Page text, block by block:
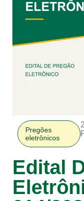
Pregões
eletrônicos
Edital